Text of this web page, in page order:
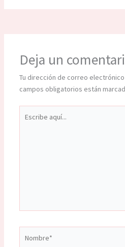
Deja un
Tu dirección de correo
campos obligatorios están
aquí...